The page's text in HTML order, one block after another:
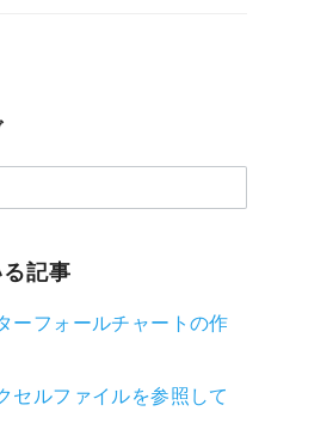
記事
ーフォールチャートの作
セルファイルを参照して